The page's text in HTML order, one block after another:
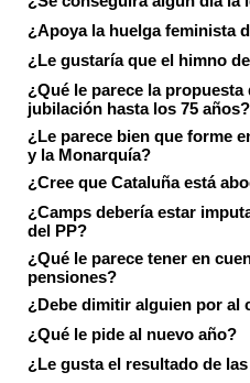
¿Apoya la huelga feminista
¿Le gustaría que el himno
¿Qué le parece la
jubilación hasta los 75 años?
¿Le parece bien que forme
y la Monarquía?
¿Cree que Cataluña está
¿Camps debería estar
del PP?
¿Qué le parece tener en
pensiones?
¿Debe dimitir alguien por al
¿Qué le pide al nuevo año?
¿Le gusta el resultado de